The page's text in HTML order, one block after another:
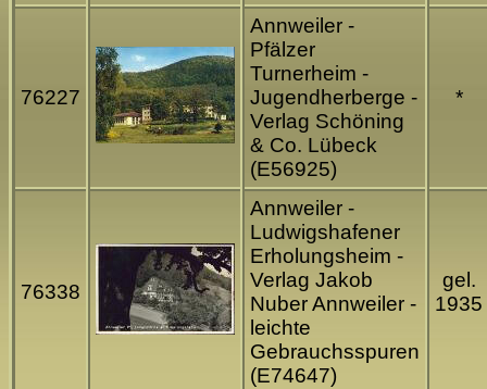
76227
Annweiler -
Pfälzer
Turnerheim -
Jugendherberge -
Verlag Schöning
& Co. Lübeck
(E56925)
*
76338
Annweiler -
Ludwigshafener
Erholungsheim -
Verlag Jakob
Nuber Annweiler -
leichte
Gebrauchsspuren
(E74647)
gel.
1935